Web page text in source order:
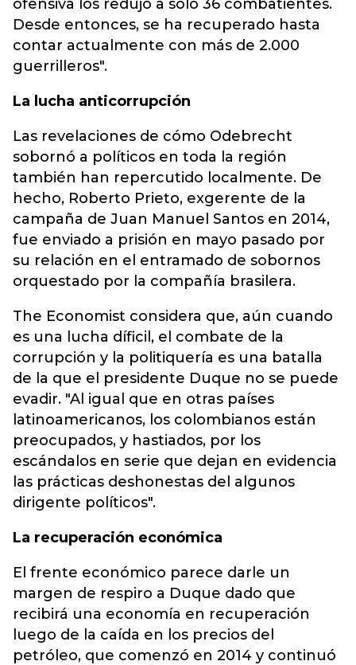
ofensiva los redujo a solo 36 combatientes.
Desde entonces, se ha recuperado hasta
contar actualmente con más de 2.000
guerrilleros".
La lucha anticorrupción
Las revelaciones de cómo Odebrecht
sobornó a políticos en toda la región
también han repercutido localmente. De
hecho, Roberto Prieto, exgerente de la
campaña de Juan Manuel Santos en 2014,
fue enviado a prisión en mayo pasado por
su relación en el entramado de sobornos
orquestado por la compañía brasilera.
The Economist considera que, aún cuando
es una lucha díficil, el combate de la
corrupción y la politiquería es una batalla
de la que el presidente Duque no se puede
evadir. "Al igual que en otras países
latinoamericanos, los colombianos están
preocupados, y hastiados, por los
escándalos en serie que dejan en evidencia
las prácticas deshonestas del algunos
dirigente políticos".
La recuperación económica
El frente económico parece darle un
margen de respiro a Duque dado que
recibirá una economía en recuperación
luego de la caída en los precios del
petróleo, que comenzó en 2014 y continuó